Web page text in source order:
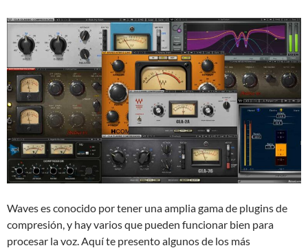
Waves es conocido por tener una amplia gama de plugins de
compresión, y hay varios que pueden funcionar bien para
procesar la voz. Aquí te presento algunos de los más